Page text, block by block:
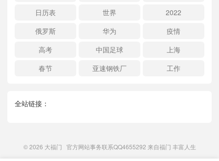
日历表
世界
2022
俄罗斯
华为
疫情
高考
中国足球
上海
春节
亚速钢铁厂 工作
全站链接：
© 2026 大福门 官方网站事务联系QQ4655292 来自福门 丰富人生